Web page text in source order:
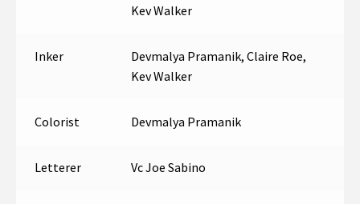
Kev Walker
Inker
Devmalya Pramanik, Claire Roe,
Kev Walker
Colorist Devmalya Pramanik
Letterer Vc Joe Sabino